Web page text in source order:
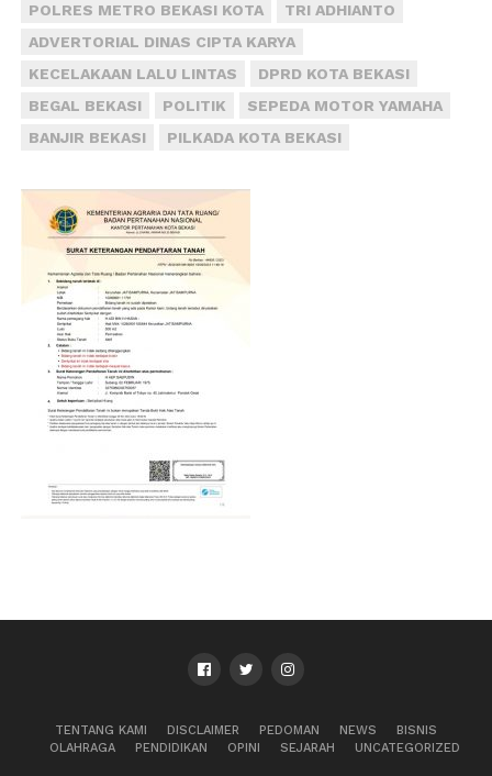
POLRES METRO BEKASI KOTA
TRI ADHIANTO
ADVERTORIAL DINAS CIPTA KARYA
KECELAKAAN LALU LINTAS
DPRD KOTA BEKASI
BEGAL BEKASI
POLITIK
SEPEDA MOTOR YAMAHA
BANJIR BEKASI
PILKADA KOTA BEKASI
TENTANG KAMI DISCLAIMER PEDOMAN NEWS
BISNIS
OLAHRAGA
PENDIDIKAN OPINI SEJARAH UNCATEGORIZED